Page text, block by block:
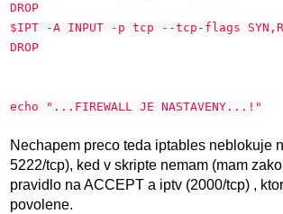
DROP
$IPT -A INPUT -p tcp --tcp-flags
DROP
echo "...FIREWALL JE NASTAVENY...!"
Nechapem preco teda iptables neblokuje
5222/tcp), ked v skripte nemam (mam
pravidlo na ACCEPT a iptv (2000/tcp) ,
povolene.